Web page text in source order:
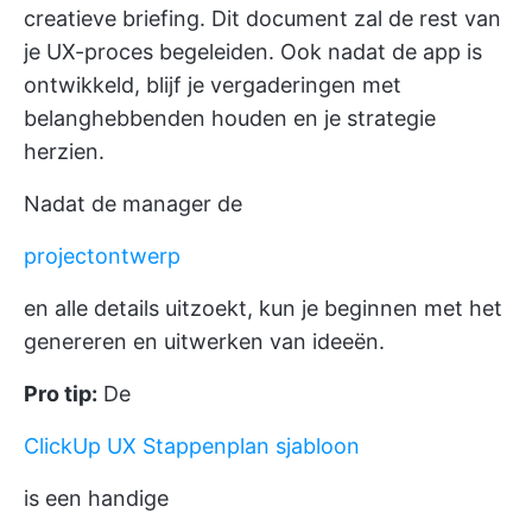
creatieve briefing. Dit document zal de rest van
je UX-proces begeleiden. Ook nadat de app is
ontwikkeld, blijf je vergaderingen met
belanghebbenden houden en je strategie
herzien.
Nadat de manager de
projectontwerp
en alle details uitzoekt, kun je beginnen met het
genereren en uitwerken van ideeën.
Pro tip: De
ClickUp UX Stappenplan sjabloon
is een handige